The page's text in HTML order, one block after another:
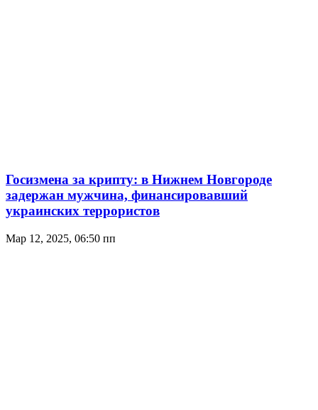
Госизмена за крипту: в Нижнем Новгороде
задержан мужчина, финансировавший
украинских террористов
Мар 12, 2025, 06:50 пп